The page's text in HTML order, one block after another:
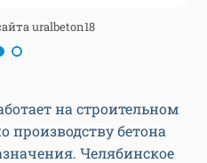
uralbeton18
на строительном
бетона
Челябинское